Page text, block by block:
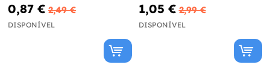
0,87 € 2,49 €
DISPONÍVEL
1,05 € 2,99 €
DISPONÍVEL